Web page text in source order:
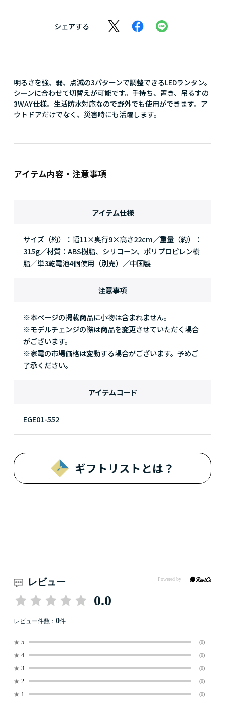
シェアする
明るさを強、弱、点滅の3パターンで調整できるLEDランタン。
シーンに合わせて切替えが可能です。手持ち、置き、吊るすの
3WAY仕様。生活防水対応なので野外でも使用ができます。ア
ウトドアだけでなく、災害時にも活躍します。
アイテム内容・注意事項
アイテム仕様
サイズ（約）：幅11×奥行9×高さ22cm／重量（約）：
315g／材質：ABS樹脂、シリコーン、ポリプロピレン樹
脂／単3乾電池4個使用（別売）／中国製
注意事項
※本ページの掲載商品に小物は含まれません。
※モデルチェンジの際は商品を変更させていただく場合
がございます。
※家電の市場価格は変動する場合がございます。予めご
了承ください。
アイテムコード
EGE01-552
ギフトリストとは？
レビュー
0.0
レビュー件数： 0件
★ 5 (0)
★ 4 (0)
★ 3 (0)
★ 2 (0)
★ 1 (0)